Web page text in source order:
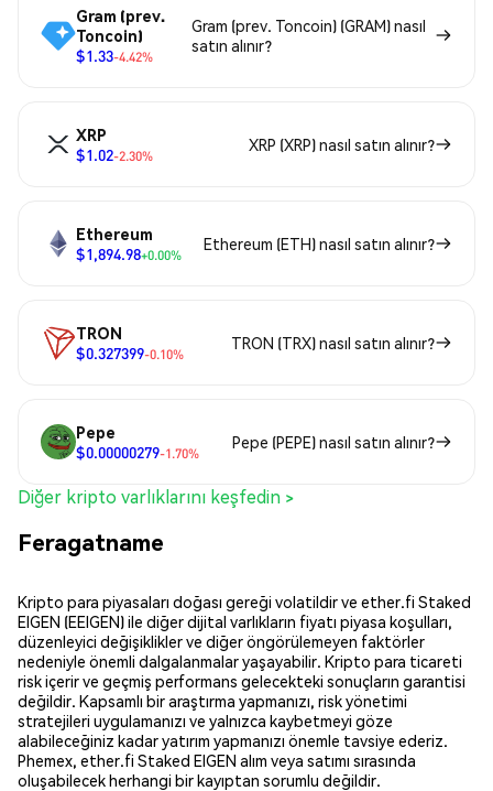
Gram (prev.
Toncoin)
$1.33-4.42%
Gram (prev. Toncoin) (GRAM) nasıl
satın alınır?
XRP
$1.02-2.30%
XRP (XRP) nasıl satın alınır?
Ethereum
$1,894.98+0.00%
Ethereum (ETH) nasıl satın alınır?
TRON
$0.327399-0.10%
TRON (TRX) nasıl satın alınır?
Pepe
$0.00000279-1.70%
Pepe (PEPE) nasıl satın alınır?
Diğer kripto varlıklarını keşfedin >
Feragatname
Kripto para piyasaları doğası gereği volatildir ve ether.fi Staked
EIGEN (EEIGEN) ile diğer dijital varlıkların fiyatı piyasa koşulları,
düzenleyici değişiklikler ve diğer öngörülemeyen faktörler
nedeniyle önemli dalgalanmalar yaşayabilir. Kripto para ticareti
risk içerir ve geçmiş performans gelecekteki sonuçların garantisi
değildir. Kapsamlı bir araştırma yapmanızı, risk yönetimi
stratejileri uygulamanızı ve yalnızca kaybetmeyi göze
alabileceğiniz kadar yatırım yapmanızı önemle tavsiye ederiz.
Phemex, ether.fi Staked EIGEN alım veya satımı sırasında
oluşabilecek herhangi bir kayıptan sorumlu değildir.